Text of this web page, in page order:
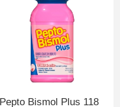
Pepto Bismol Plus 118